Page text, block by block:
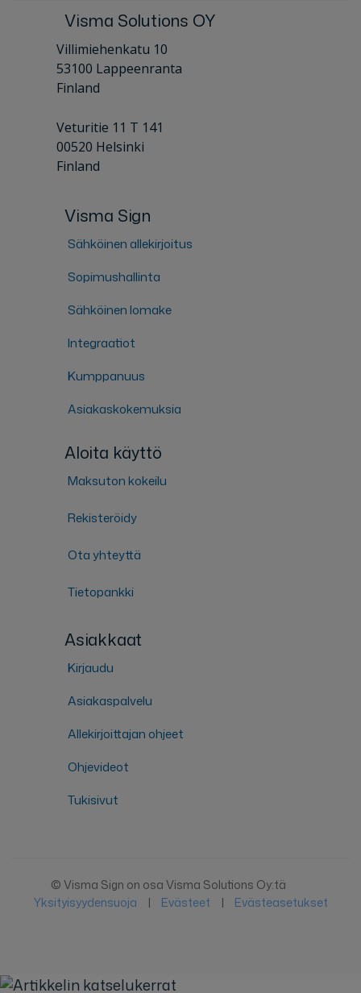
Visma Solutions OY
Villimiehenkatu 10
53100 Lappeenranta
Finland
Veturitie 11 T 141
00520 Helsinki
Finland
Visma Sign
Sähköinen allekirjoitus
Sopimushallinta
Sähköinen lomake
Integraatiot
Kumppanuus
Asiakaskokemuksia
Aloita käyttö
Maksuton kokeilu
Rekisteröidy
Ota yhteyttä
Tietopankki
Asiakkaat
Kirjaudu
Asiakaspalvelu
Allekirjoittajan ohjeet
Ohjevideot
Tukisivut
© Visma Sign on osa Visma Solutions Oy:tä
Yksityisyydensuoja
| Evästeet | Evästeasetukset